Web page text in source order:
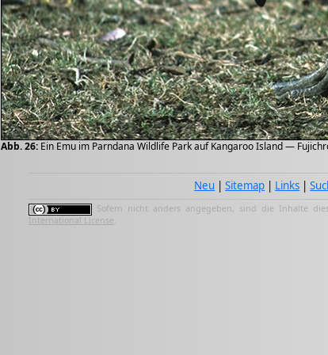
Abb. 26: Ein Emu im Parndana Wildlife Park auf Kangaroo Island —
Neu |Sitemap | Links |
Sofern nicht anders angegeben, sind die Inhalte
International License